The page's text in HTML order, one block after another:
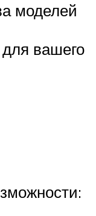
моделей
вашего